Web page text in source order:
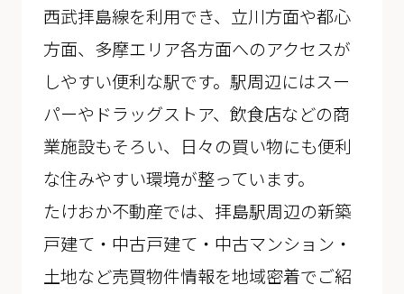
西武拝島線を利用でき、立川方面や都心
方面、多摩エリア各方面へのアクセスが
しやすい便利な駅です。駅周辺にはスー
パーやドラッグストア、飲食店などの商
業施設もそろい、日々の買い物にも便利
な住みやすい環境が整っています。
たけおか不動産では、拝島駅周辺の新築
戸建て・中古戸建て・中古マンション・
土地など売買物件情報を地域密着でご紹